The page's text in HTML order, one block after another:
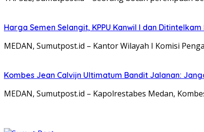
Harga Semen Selangit, KPPU Kanwil I dan
MEDAN, Sumutpost.id – Kantor Wilayah I Komisi
Kombes Jean Calvijn Ultimatum Bandit Jalanan:
MEDAN, Sumutpost.id – Kapolrestabes Medan,